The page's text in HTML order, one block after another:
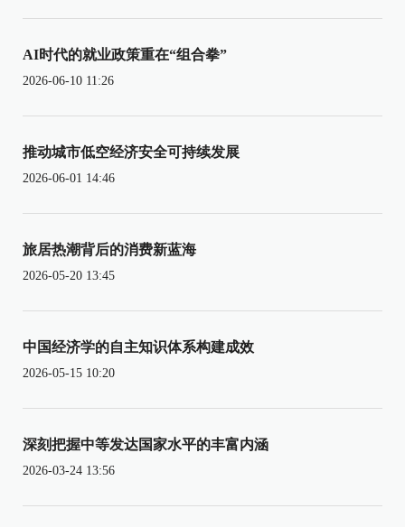
AI时代的就业政策重在“组合拳”
2026-06-10 11:26
推动城市低空经济安全可持续发展
2026-06-01 14:46
旅居热潮背后的消费新蓝海
2026-05-20 13:45
中国经济学的自主知识体系构建成效
2026-05-15 10:20
深刻把握中等发达国家水平的丰富内涵
2026-03-24 13:56